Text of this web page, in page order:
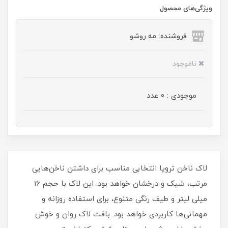
ویژگی‌های محصول
فروشنده: مه رو‌شو
ناموجود
موجودی : 0 عدد
لاک ناخن ترویا انتخابی مناسب برای داشتن ناخن‌هایی
مرتب، شیک و درخشان خواهد بود. این لاک با حجم 16
میلی‌ لیتر و طیف رنگی متنوع، برای استفاده روزانه و
مهمانی‌ها کاربردی خواهد بود. بافت لاک روان و خوش‌